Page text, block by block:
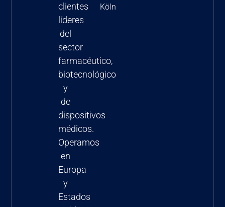
clientes
líderes
del
sector
farmacéutico,
biotecnológico
y
de
dispositivos
médicos.
Operamos
en
Europa
y
Estados
Köln